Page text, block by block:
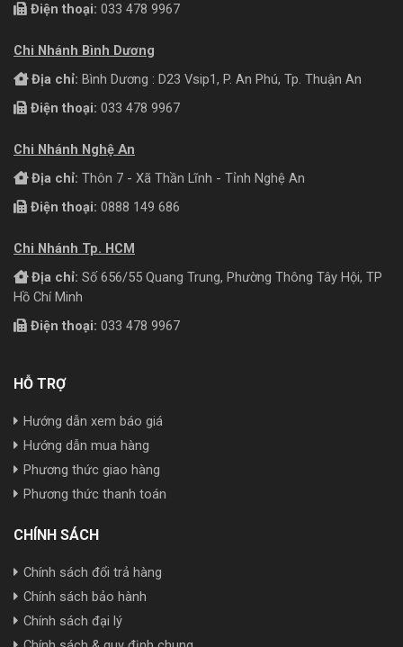
Điện thoại: 033 478 9967
Chi Nhánh Bình Dương
Địa chỉ: Bình Dương : D23 Vsip1, P. An Phú, Tp. Thuận An
Điện thoại: 033 478 9967
Chi Nhánh Nghệ An
Địa chỉ: Thôn 7 - Xã Thần Lĩnh - Tỉnh Nghệ An
Điện thoại: 0888 149 686
Chi Nhánh Tp. HCM
Địa chỉ: Số 656/55 Quang Trung, Phường Thông Tây Hội, TP
Hồ Chí Minh
Điện thoại: 033 478 9967
HỖ TRỢ
Hướng dẫn xem báo giá
Hướng dẫn mua hàng
Phương thức giao hàng
Phương thức thanh toán
CHÍNH SÁCH
Chính sách đổi trả hàng
Chính sách bảo hành
Chính sách đại lý